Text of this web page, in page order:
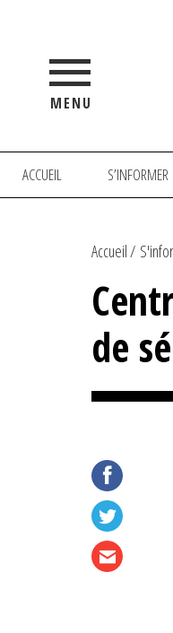
MENU
ACCUEIL S’INFORMER
Accueil
de